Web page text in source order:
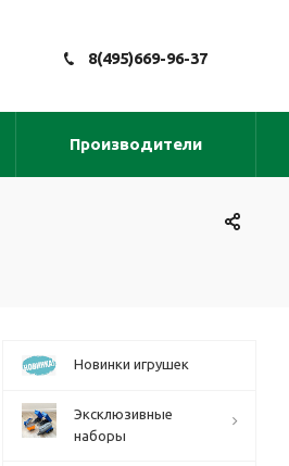
8(495)669-96-37
Производители
Новинки игрушек
Эксклюзивные
наборы